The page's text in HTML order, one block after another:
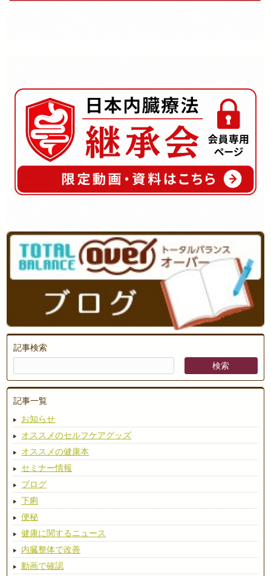
記事検索
記事一覧
お知らせ
オススメのセルフケアグッズ
オススメの健康本
セミナー情報
ブログ
下痢
便秘
健康に関するニュース
内臓整体で改善
動画で確認